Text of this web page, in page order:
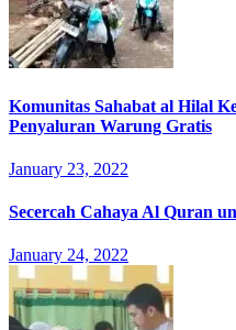
Komunitas Sahabat al Hilal
Penyaluran Warung Gratis
January 23, 2022
Secercah Cahaya Al Quran
January 24, 2022